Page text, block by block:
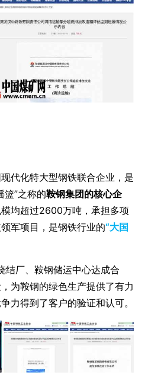
代化特大型钢铁联合企业，是
篮”之称的鞍钢集团的核心企
模均超过2600万吨，承担多项
军项目，是钢铁行业的“大国
结厂、鞍钢储运中心达成合
为鞍钢的绿色生产提供了有力
力得到了客户的验证和认可。